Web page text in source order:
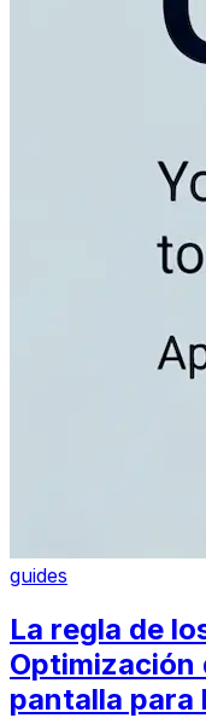
guides
La regla de
Optimización
pantalla para